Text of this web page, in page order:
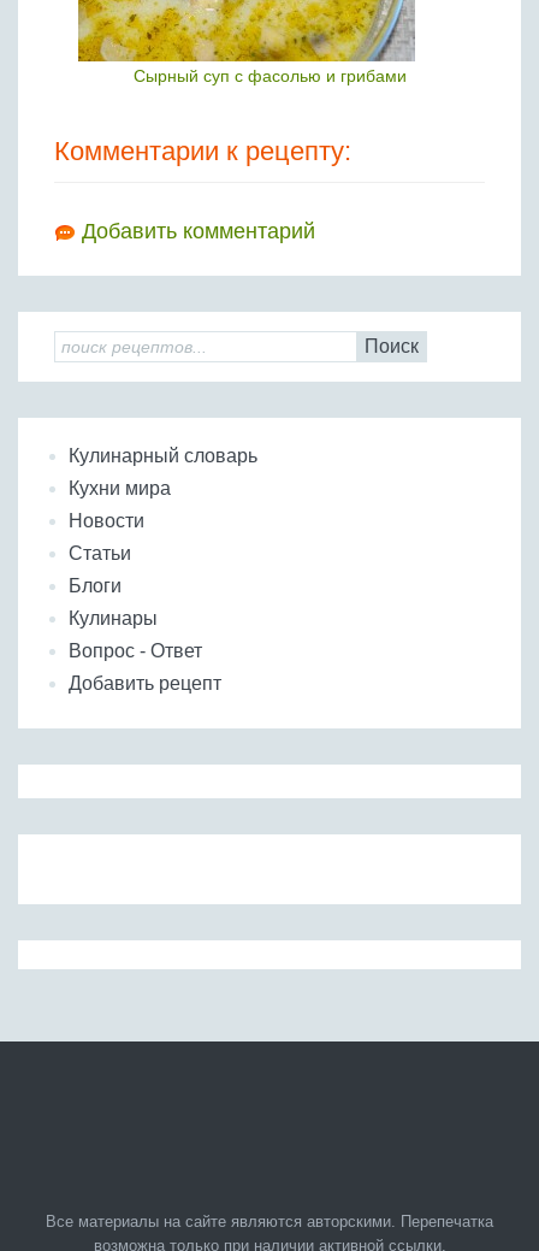
Сырный суп с фасолью и грибами
Комментарии к рецепту:
Добавить комментарий
Поиск
Кулинарный словарь
Кухни мира
Новости
Статьи
Блоги
Кулинары
Вопрос - Ответ
Добавить рецепт
Все материалы на сайте являются авторскими. Перепечатка
возможна только при наличии активной ссылки.